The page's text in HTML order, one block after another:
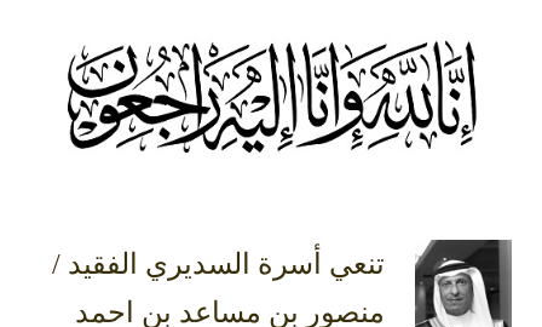
‏تنعي أسرة ⁧‫السديري‬⁩ الفقيد /
منصور بن مساعد بن احمد